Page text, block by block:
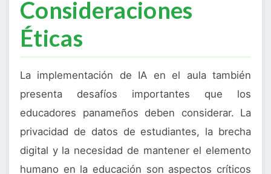
Consideraciones
Éticas
La implementación de IA en el aula también
presenta desafíos importantes que los
educadores panameños deben considerar. La
privacidad de datos de estudiantes, la brecha
digital y la necesidad de mantener el elemento
humano en la educación son aspectos críticos